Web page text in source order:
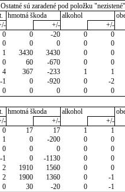
sú zaradené pod položku "nezistené"
hmotná škoda alkohol
+/- +/-
0 0 -20 0 0
0 0 0 0 0
1 3430 3430 0 0
0 60 -670 0 0
4 367 -233 1 1
-1 0 -920 0 -2
0 0 0 0 0
hmotná škoda alkohol
+/- +/-
0 17 17 1 1
1 0 -200 0 0
0 0 0 0 0
-1 0 -1130 0 0
2 1910 1560 0 0
2 1900 1360 0 -1
0 30 -20 0 -1